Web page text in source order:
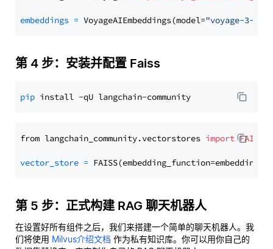
embeddings = VoyageAIEmbeddings(model="voyage-3-
第 4 步：安装并配置 Faiss
pip
from langchain_community.vectorstores import FAISS
vector_store =
第 5 步：正式构建 RAG 聊天机器人
在设置好所有组件之后，我们来搭建一个简单的聊天机器人。我
们将使用 Milvus介绍文档 作为私有知识库。你可以用你自己的